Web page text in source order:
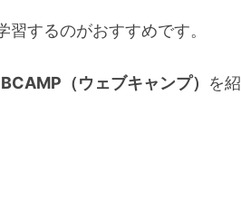
するのがおすすめです。
（ウェブキャンプ） を紹